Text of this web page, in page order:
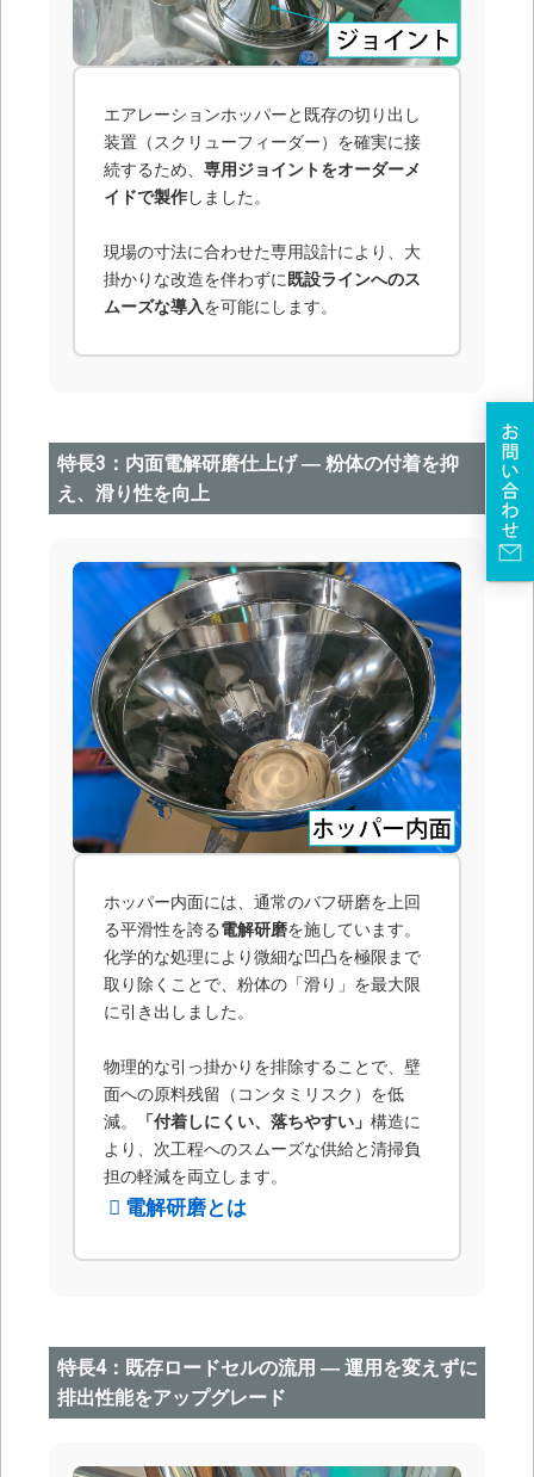
エアレーションホッパーと既存の切り出し
装置（スクリューフィーダー）を確実に接
続するため、 専用ジョイントをオーダーメ
イドで製作しました。
現場の寸法に合わせた専用設計により、大
掛かりな改造を伴わずに 既設ラインへのス
ムーズな導入を可能にします。
特長3：内面電解研磨仕上げ ― 粉体の付着を抑
え、滑り性を向上
ホッパー内面には、通常のバフ研磨を上回
る平滑性を誇る電解研磨を施しています。
化学的な処理により微細な凹凸を極限まで
取り除くことで、粉体の「滑り」を最大限
に引き出しました。
物理的な引っ掛かりを排除することで、壁
面への原料残留（コンタミリスク）を低
減。
「付着しにくい、落ちやすい」 構造に
より、次工程へのスムーズな供給と清掃負
担の軽減を両立します。
電解研磨とは
特長4：既存ロードセルの流用 ― 運用を変えずに
排出性能をアップグレード